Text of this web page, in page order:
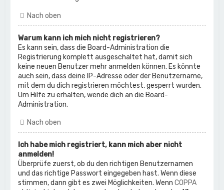
Nach oben
Warum kann ich mich nicht registrieren?
Es kann sein, dass die Board-Administration die
Registrierung komplett ausgeschaltet hat, damit sich
keine neuen Benutzer mehr anmelden können. Es könnte
auch sein, dass deine IP-Adresse oder der Benutzername,
mit dem du dich registrieren möchtest, gesperrt wurden.
Um Hilfe zu erhalten, wende dich an die Board-
Administration.
Nach oben
Ich habe mich registriert, kann mich aber nicht
anmelden!
Überprüfe zuerst, ob du den richtigen Benutzernamen
und das richtige Passwort eingegeben hast. Wenn diese
stimmen, dann gibt es zwei Möglichkeiten. WennCOPPA